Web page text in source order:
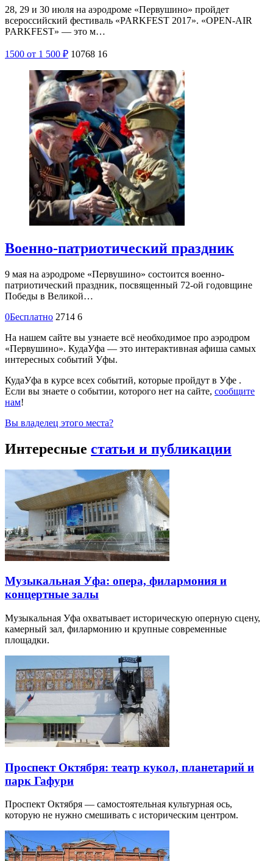
28, 29 и 30 июля на аэродроме «Первушино» пройдет
всероссийский фестиваль «PARKFEST 2017». «OPEN-AIR
PARKFEST» — это м…
1500 от 1 500 ₽ 10768 16
Военно-патриотический праздник
9 мая на аэродроме «Первушино» состоится военно-
патриотический праздник, посвященный 72-ой годовщине
Победы в Великой…
0Бесплатно 2714 6
На нашем сайте вы узнаете всё необходимое про аэродром
«Первушино». КудаУфа — это интерактивная афиша самых
интересных событий Уфы.
КудаУфа в курсе всех событий, которые пройдут в Уфе .
Если вы знаете о событии, которого нет на сайте, сообщите
нам!
Вы владелец этого места?
Интересные статьи и публикации
Музыкальная Уфа: опера, филармония и
концертные залы
Музыкальная Уфа охватывает историческую оперную сцену,
камерный зал, филармонию и крупные современные
площадки.
Проспект Октября: театр кукол, планетарий и
парк Гафури
Проспект Октября — самостоятельная культурная ось,
которую не нужно смешивать с историческим центром.